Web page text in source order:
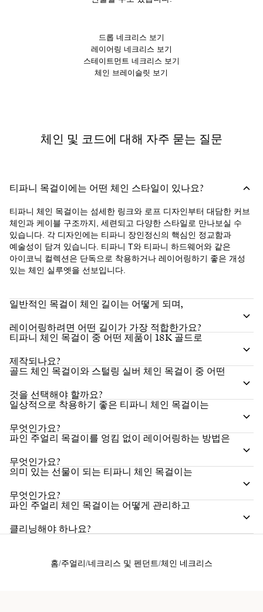
드롭 네크리스 보기
레이어링 네크리스 보기
스테이트먼트 네크리스 보기
체인 브레이슬릿 보기
체인 및 코드에 대해 자주 묻는 질문
티파니 목걸이에는 어떤 체인 스타일이 있나요?
티파니 체인 목걸이는 섬세한 링크와 로프 디자인부터 대담한 커브
체인과 케이블 구조까지, 세련되고 다양한 스타일로 만나보실 수
있습니다. 각 디자인에는 티파니 장인정신의 핵심인 정교함과
예술성이 담겨 있습니다. 티파니 T와 티파니 하드웨어와 같은
아이코닉 컬렉션은 단독으로 착용하거나 레이어링하기 좋은 개성
있는 체인 실루엣을 선보입니다.
일반적인 목걸이 체인 길이는 어떻게 되며,
레이어링하려면 어떤 길이가 가장 적합한가요?
티파니 체인 목걸이 중 어떤 제품이 18K 골드로
제작되나요?
골드 체인 목걸이와 스털링 실버 체인 목걸이 중 어떤
것을 선택해야 할까요?
일상적으로 착용하기 좋은 티파니 체인 목걸이는
무엇인가요?
파인 주얼리 목걸이를 엉킴 없이 레이어링하는 방법은
무엇인가요?
의미 있는 선물이 되는 티파니 체인 목걸이는
무엇인가요?
파인 주얼리 체인 목걸이는 어떻게 관리하고
클리닝해야 하나요?
홈 주얼리 네크리스 및 펜던트 체인 네크리스